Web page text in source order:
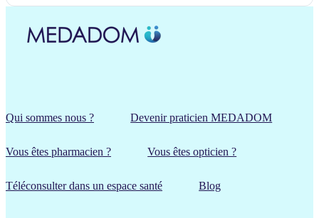
Qui sommes nous ? Devenir praticien MEDADOM
Vous êtes pharmacien ? Vous êtes opticien ?
Téléconsulter dans un espace santé Blog